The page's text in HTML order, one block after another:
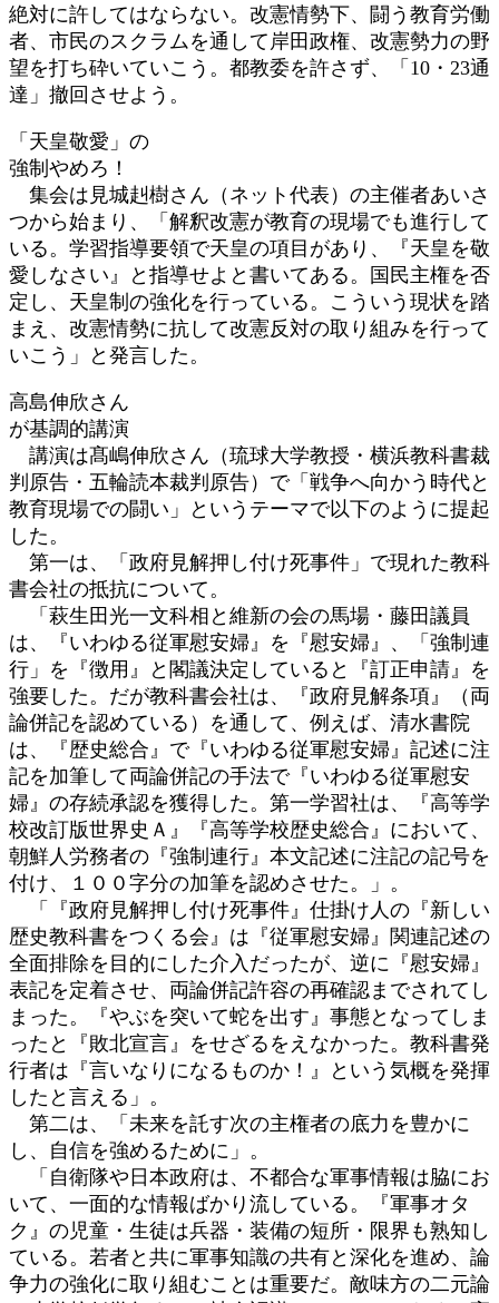
絶対に許してはならない。改憲情勢下、闘う教育労働
者、市民のスクラムを通して岸田政権、改憲勢力の野
望を打ち砕いていこう。都教委を許さず、「10・23通
達」撤回させよう。
「天皇敬愛」の
強制やめろ！
集会は見城赳樹さん（ネット代表）の主催者あいさ
つから始まり、「解釈改憲が教育の現場でも進行して
いる。学習指導要領で天皇の項目があり、『天皇を敬
愛しなさい』と指導せよと書いてある。国民主権を否
定し、天皇制の強化を行っている。こういう現状を踏
まえ、改憲情勢に抗して改憲反対の取り組みを行って
いこう」と発言した。
高島伸欣さん
が基調的講演
講演は髙嶋伸欣さん（琉球大学教授・横浜教科書裁
判原告・五輪読本裁判原告）で「戦争へ向かう時代と
教育現場での闘い」というテーマで以下のように提起
した。
第一は、「政府見解押し付け死事件」で現れた教科
書会社の抵抗について。
「萩生田光一文科相と維新の会の馬場・藤田議員
は、『いわゆる従軍慰安婦』を『慰安婦』、「強制連
行」を『徴用』と閣議決定していると『訂正申請』を
強要した。だが教科書会社は、『政府見解条項』（両
論併記を認めている）を通して、例えば、清水書院
は、『歴史総合』で『いわゆる従軍慰安婦』記述に注
記を加筆して両論併記の手法で『いわゆる従軍慰安
婦』の存続承認を獲得した。第一学習社は、『高等学
校改訂版世界史Ａ』『高等学校歴史総合』において、
朝鮮人労務者の『強制連行』本文記述に注記の記号を
付け、１００字分の加筆を認めさせた。」。
「『政府見解押し付け死事件』仕掛け人の『新しい
歴史教科書をつくる会』は『従軍慰安婦』関連記述の
全面排除を目的にした介入だったが、逆に『慰安婦』
表記を定着させ、両論併記許容の再確認までされてし
まった。『やぶを突いて蛇を出す』事態となってしま
ったと『敗北宣言』をせざるをえなかった。教科書発
行者は『言いなりになるものか！』という気概を発揮
したと言える」。
第二は、「未来を託す次の主権者の底力を豊かに
し、自信を強めるために」。
「自衛隊や日本政府は、不都合な軍事情報は脇にお
いて、一面的な情報ばかり流している。『軍事オタ
ク』の児童・生徒は兵器・装備の短所・限界も熟知し
ている。若者と共に軍事知識の共有と深化を進め、論
争力の強化に取り組むことは重要だ。敵味方の二元論